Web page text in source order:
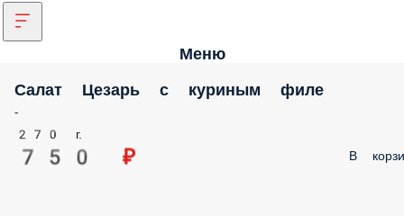
Меню
Салат Цезарь с куриным филе
-
270 г.
750 ₽ В